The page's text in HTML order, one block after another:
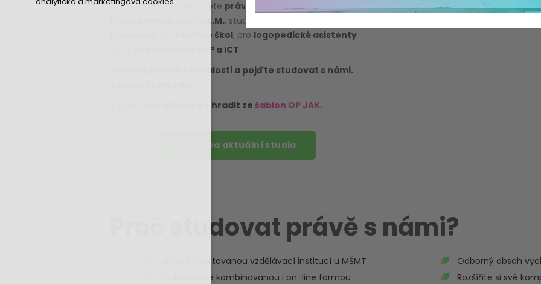
Absolvovat s námi můžete právní studium pro
management škol - LL.M., studium pro
ředitele škol, pro logopedické asistenty
koordinátory ŠVP a ICT.
Získejte praktické znalosti a pojďte studovat s námi.
studia lze hradit ze šablon OP JAK.
Všechna aktuální studia
Proč studovat právě s námi?
Jsme akreditovanou vzdělávací institucí u MŠMT
Vzděláváme kombinovanou i on-line formou
Odborný obsah
Rozšíříte si své